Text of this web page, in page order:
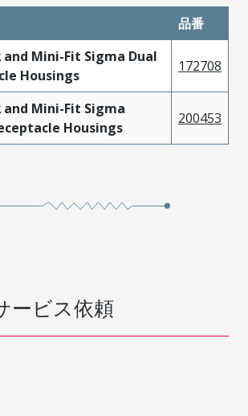
品番
and Mini-Fit Sigma Dual
Housings
172708
and Mini-Fit Sigma
Housings
200453
ービス依頼